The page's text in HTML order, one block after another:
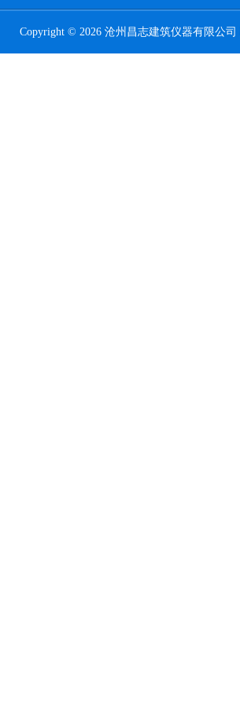
Copyright © 2026 沧州昌志建筑仪器有限公司